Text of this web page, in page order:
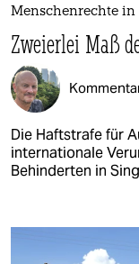
Menschenrechte
Zweierlei Maß
Die Haftstrafe für
internationale
Behinderten in